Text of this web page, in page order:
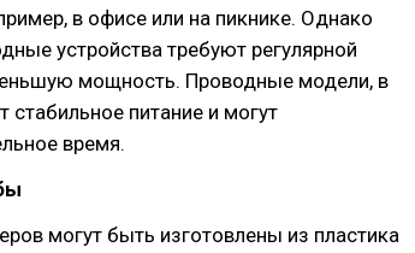
в офисе или на пикнике. Однако
устройства требуют регулярной
мощность. Проводные модели, в
питание и могут
время.
могут быть изготовлены из пластика